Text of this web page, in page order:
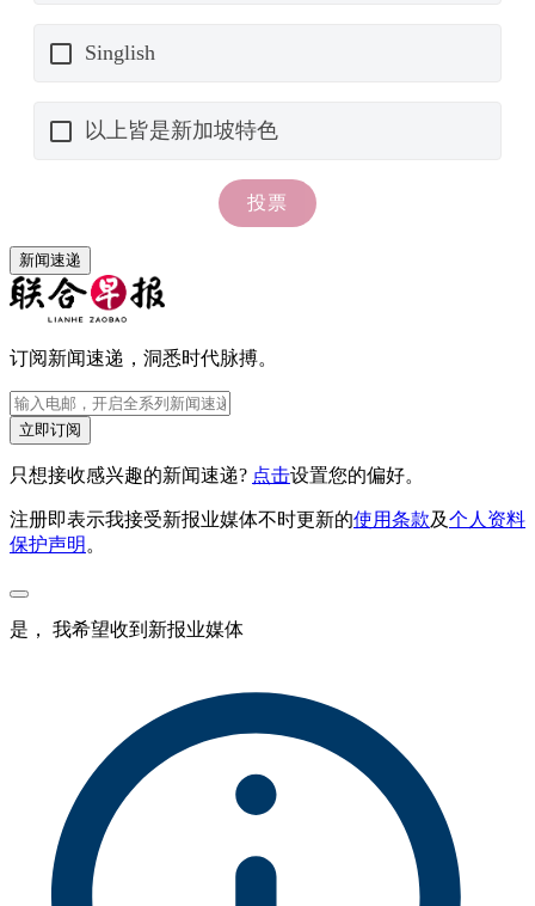
新闻速递
订阅新闻速递，洞悉时代脉搏。
立即订阅
只想接收感兴趣的新闻速递? 点击设置您的偏好。
注册即表示我接受新报业媒体不时更新的使用条款及个人资料
保护声明 。
是， 我希望收到新报业媒体